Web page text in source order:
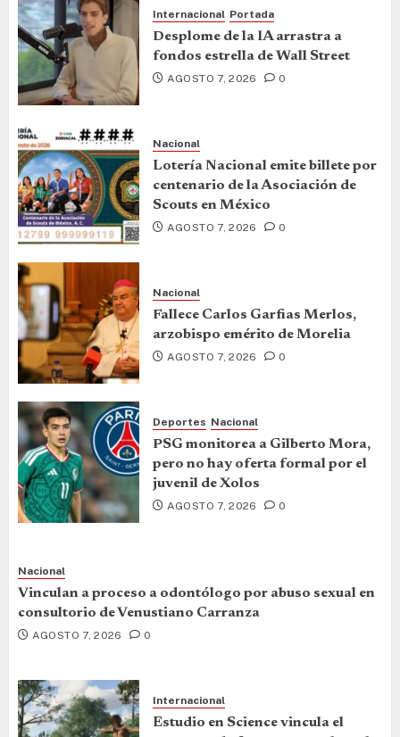
Internacional Portada
Desplome de la IA arrastra a
fondos estrella de Wall Street
AGOSTO 7, 2026 0
Nacional
Lotería Nacional emite billete por
centenario de la Asociación de
Scouts en México
AGOSTO 7, 2026 0
Nacional
Fallece Carlos Garfias Merlos,
arzobispo emérito de Morelia
AGOSTO 7, 2026 0
Deportes Nacional
PSG monitorea a Gilberto Mora,
pero no hay oferta formal por el
juvenil de Xolos
AGOSTO 7, 2026 0
Nacional
Vinculan a proceso a odontólogo por abuso sexual en
consultorio de Venustiano Carranza
AGOSTO 7, 2026 0
Internacional
Estudio en Science vincula el